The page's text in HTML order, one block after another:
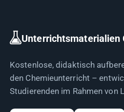
Unterrichtsmaterialien
Kostenlose, didaktisch
den Chemieunterricht –
Studierenden im Rahmen von